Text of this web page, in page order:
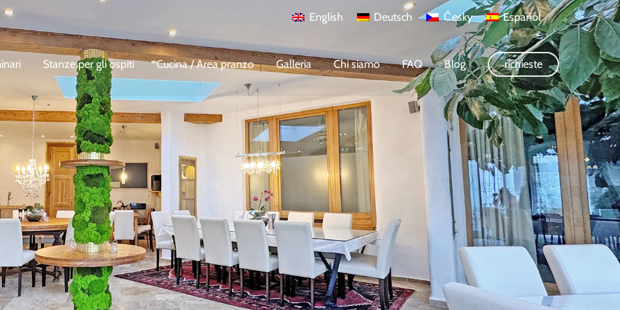
English Deutsch Česky Español
Stanze per gli ospiti Cucina / Area pranzo Galleria Chi siamo FAQ Blog richieste